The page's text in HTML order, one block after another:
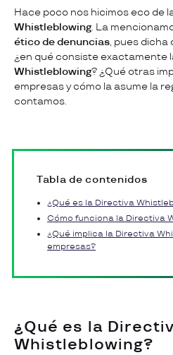
Hace poco nos hicimos eco de
Whistleblowing. La
ético de denuncias, pues dicha
¿en qué consiste exactamente
Whistleblowing? ¿Qué otras
empresas y cómo la asume la
contamos.
Tabla de contenidos
¿Qué es la Directiva
Cómo funciona la Directiva
¿Qué implica la Directiva
empresas?
¿Qué es la
Whistleblowing?